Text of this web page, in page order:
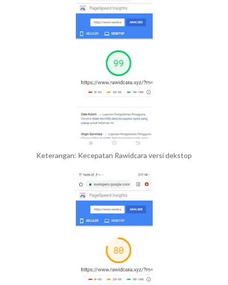
Keterangan: Kecepatan Rawidcara versi dekstop